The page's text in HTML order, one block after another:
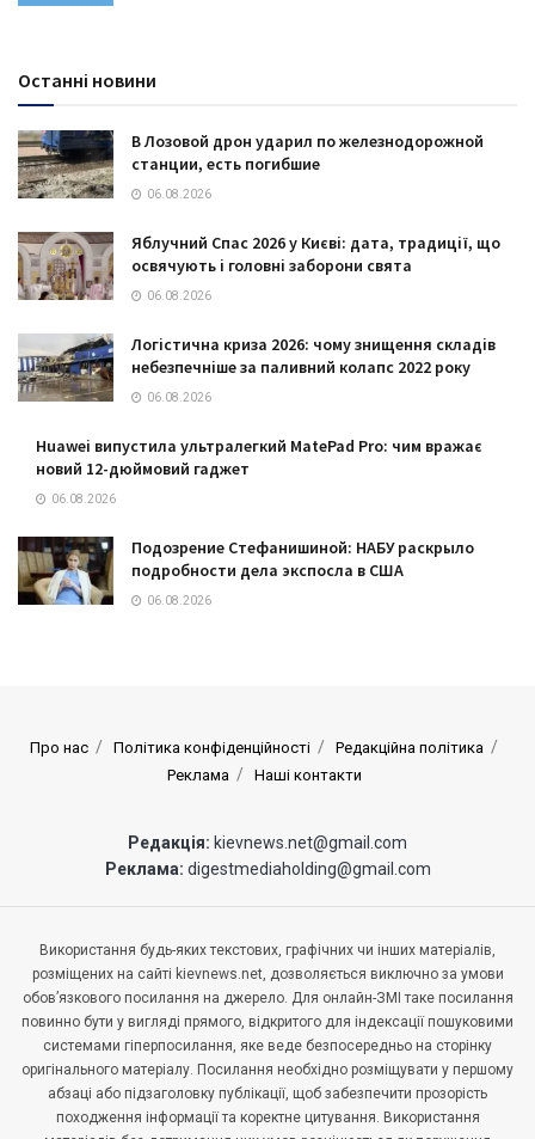
Останні новини
В Лозовой дрон ударил по железнодорожной
станции, есть погибшие
06.08.2026
Яблучний Спас 2026 у Києві: дата, традиції, що
освячують і головні заборони свята
06.08.2026
Логістична криза 2026: чому знищення складів
небезпечніше за паливний колапс 2022 року
06.08.2026
Huawei випустила ультралегкий MatePad Pro: чим вражає
новий 12-дюймовий гаджет
06.08.2026
Подозрение Стефанишиной: НАБУ раскрыло
подробности дела экспосла в США
06.08.2026
Про нас Політика конфіденційності
Редакційна політика
Реклама
Наші контакти
Редакція: kievnews.net@gmail.com
Реклама: digestmediaholding@gmail.com
Використання будь-яких текстових, графічних чи інших матеріалів,
розміщених на сайті kievnews.net, дозволяється виключно за умови
обов’язкового посилання на джерело. Для онлайн-ЗМІ таке посилання
повинно бути у вигляді прямого, відкритого для індексації пошуковими
системами гіперпосилання, яке веде безпосередньо на сторінку
оригінального матеріалу. Посилання необхідно розміщувати у першому
абзаці або підзаголовку публікації, щоб забезпечити прозорість
походження інформації та коректне цитування. Використання